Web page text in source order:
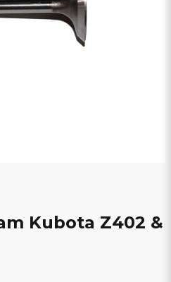
Kubota Z402 &